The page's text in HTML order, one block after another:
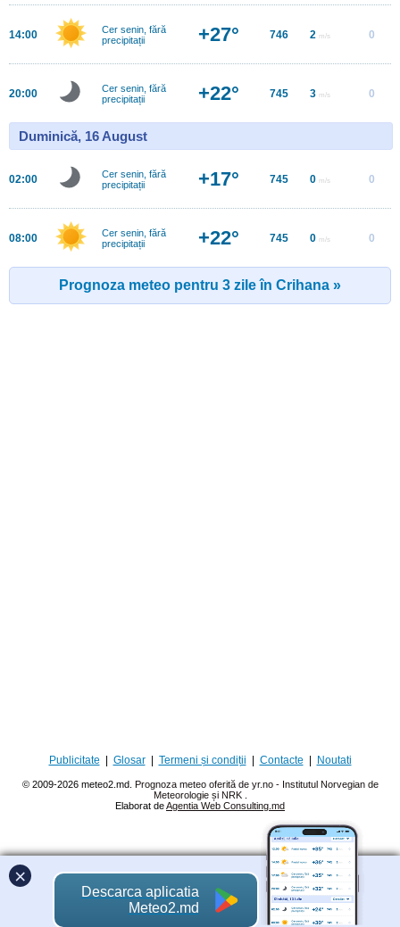
14:00
Cer senin, fără
precipitații
+27° 746 2 m/s 0
20:00
Cer senin, fără
precipitații
+22° 745 3 m/s 0
Duminică, 16 August
02:00
Cer senin, fără
precipitații
+17° 745 0 m/s 0
08:00
Cer senin, fără
precipitații
+22° 745 0 m/s 0
Prognoza meteo pentru 3 zile în Crihana »
Publicitate Glosar| Termeni și condiții Contacte Noutati
© 2009-2026 meteo2.md. Prognoza meteo oferită de yr.no - Institutul Norvegian de
Meteorologie și NRK
Elaborat deAgentia Web Consulting.md
×
Descarca aplicatia
Meteo2.md